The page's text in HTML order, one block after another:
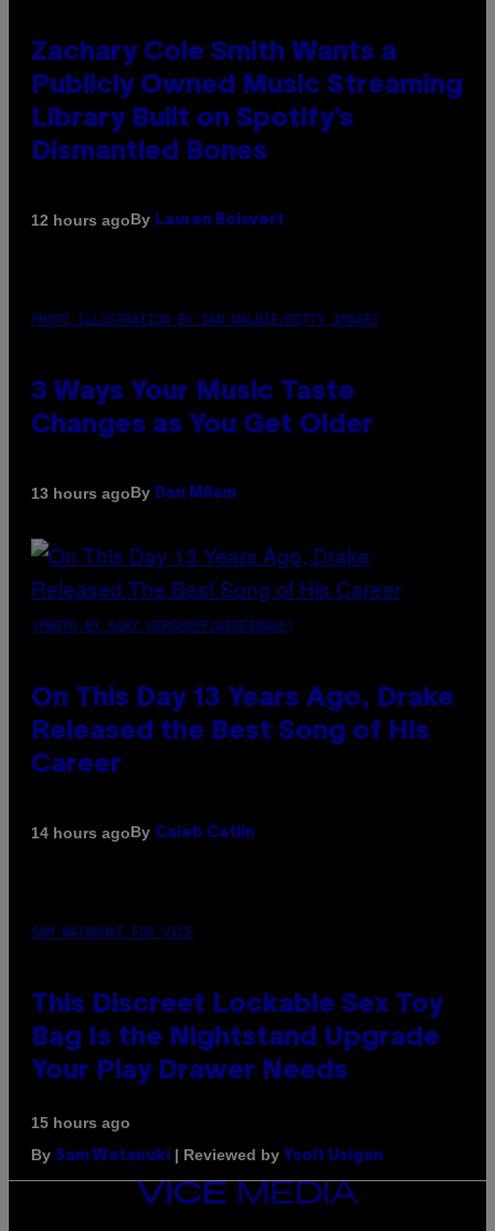
Zachary Cole Smith Wants a
Publicly Owned Music Streaming
Library Built on Spotify’s
Dismantled Bones
12 hours agoBy Lauren Boisvert
PHOTO ILLUSTRATION BY IAN WALDIE/GETTY IMAGES
3 Ways Your Music Taste
Changes as You Get Older
13 hours agoBy Dan Milam
(PHOTO BY GARY GERSHOFF/WIREIMAGE)
On This Day 13 Years Ago, Drake
Released the Best Song of His
Career
14 hours agoBy Caleb Catlin
SAM WATANUKI FOR VICE
This Discreet Lockable Sex Toy
Bag Is the Nightstand Upgrade
Your Play Drawer Needs
15 hours ago
By Sam Watanuki | Reviewed by Ysolt Usigan
VICE